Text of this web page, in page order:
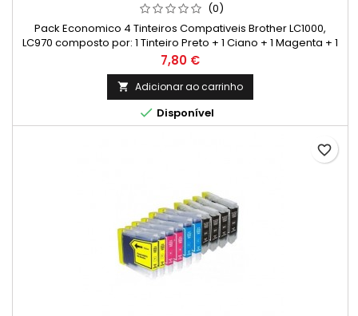
(0)
Pack Economico 4 Tinteiros Compativeis Brother LC1000,
LC970 composto por: 1 Tinteiro Preto + 1 Ciano + 1 Magenta + 1
Amarelo
Preço
7,80 €
 Adicionar ao carrinho
 Disponível
favorite_border